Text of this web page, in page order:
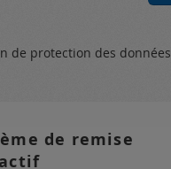
de protection des données
de remise